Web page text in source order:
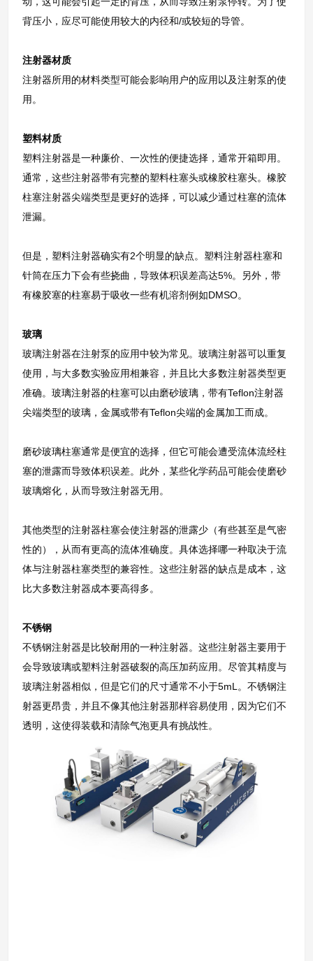
背压小，应尽可能使用较大的内径和/或较短的导管。
注射器材质
注射器所用的材料类型可能会影响用户的应用以及注射泵的使
用。
塑料材质
塑料注射器是一种廉价、一次性的便捷选择，通常开箱即用。
通常，这些注射器带有完整的塑料柱塞头或橡胶柱塞头。橡胶
柱塞注射器尖端类型是更好的选择，可以减少通过柱塞的流体
泄漏。
但是，塑料注射器确实有2个明显的缺点。塑料注射器柱塞和
针筒在压力下会有些挠曲，导致体积误差高达5%。另外，带
有橡胶塞的柱塞易于吸收一些有机溶剂例如DMSO。
玻璃
玻璃注射器在注射泵的应用中较为常见。玻璃注射器可以重复
使用，与大多数实验应用相兼容，并且比大多数注射器类型更
准确。玻璃注射器的柱塞可以由磨砂玻璃，带有Teflon注射器
尖端类型的玻璃，金属或带有Teflon尖端的金属加工而成。
磨砂玻璃柱塞通常是便宜的选择，但它可能会遭受流体流经柱
塞的泄露而导致体积误差。此外，某些化学药品可能会使磨砂
玻璃熔化，从而导致注射器无用。
其他类型的注射器柱塞会使注射器的泄露少（有些甚至是气密
性的），从而有更高的流体准确度。具体选择哪一种取决于流
体与注射器柱塞类型的兼容性。这些注射器的缺点是成本，这
比大多数注射器成本要高得多。
不锈钢
不锈钢注射器是比较耐用的一种注射器。这些注射器主要用于
会导致玻璃或塑料注射器破裂的高压加药应用。尽管其精度与
玻璃注射器相似，但是它们的尺寸通常不小于5mL。不锈钢注
射器更昂贵，并且不像其他注射器那样容易使用，因为它们不
透明，这使得装载和清除气泡更具有挑战性。